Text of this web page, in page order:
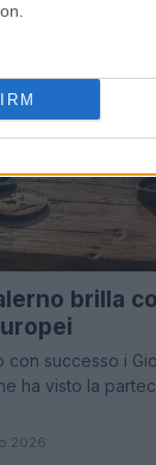
brilla
con successo i
ha visto la
2026